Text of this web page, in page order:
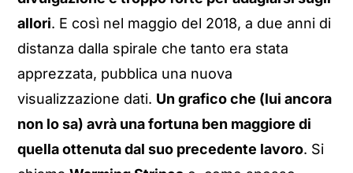
allori. E così nel maggio del 2018, a due anni di
distanza dalla spirale che tanto era stata
apprezzata, pubblica una nuova
visualizzazione dati. Un grafico che (lui ancora
non lo sa) avrà una fortuna ben maggiore di
quella ottenuta dal suo precedente lavoro. Si